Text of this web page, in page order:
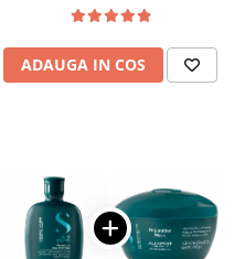
ADAUGA IN COS